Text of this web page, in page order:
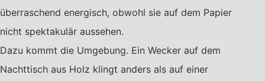
überraschend energisch, obwohl sie auf dem Papier
nicht spektakulär aussehen.
Dazu kommt die Umgebung. Ein Wecker auf dem
Nachttisch aus Holz klingt anders als auf einer